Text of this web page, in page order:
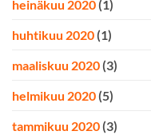
heinäkuu 2020 (1)
huhtikuu 2020 (1)
maaliskuu 2020 (3)
helmikuu 2020 (5)
tammikuu 2020 (3)